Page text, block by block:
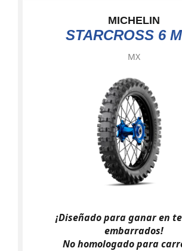
MICHELIN
STARCROSS 6
MX
¡Diseñado para ganar en
embarrados!
No homologado para